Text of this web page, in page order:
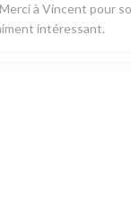
à Vincent pour
intéressant.